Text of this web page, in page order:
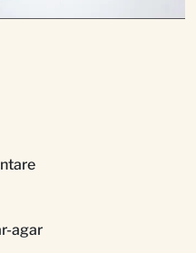
agar